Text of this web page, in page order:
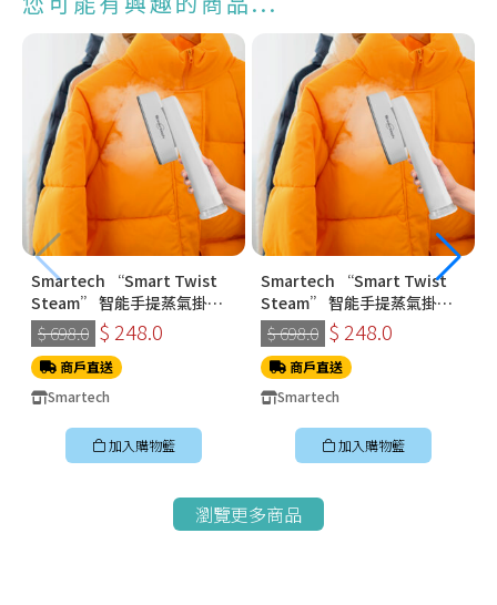
Smartech “Smart Twist
Steam” 智能手提蒸氣掛燙
機 (SS-8108)
$ 698.0 $ 248.0
商戶直送
Smartech
加入購物籃
Smartech “Smart Twist
Steam” 智能手提蒸氣掛燙
機 (SS-8108)
$ 698.0 $ 248.0
商戶直送
Smartech
加入購物籃
瀏覽更多商品